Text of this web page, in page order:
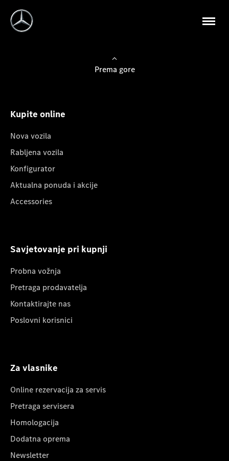
Prema gore
Kupite online
Nova vozila
Rabljena vozila
Konfigurator
Aktualna ponuda i akcije
Accessories
Savjetovanje pri kupnji
Probna vožnja
Pretraga prodavatelja
Kontaktirajte nas
Poslovni korisnici
Za vlasnike
Online rezervacija za servis
Pretraga servisera
Homologacija
Dodatna oprema
Newsletter